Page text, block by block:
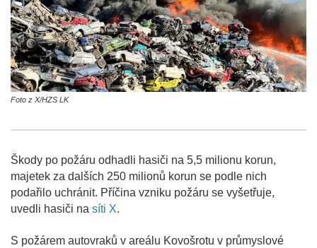
Foto z X/HZS LK
Škody po požáru odhadli hasiči na 5,5 milionu korun,
majetek za dalších 250 milionů korun se podle nich
podařilo uchránit. Příčina vzniku požáru se vyšetřuje,
uvedli hasiči na síti X.
S požárem autovraků v areálu Kovošrotu v průmyslové